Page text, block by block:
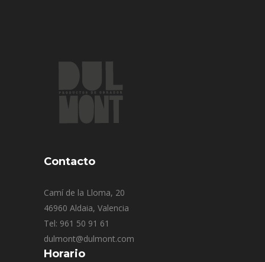
Contacto
Camí de la Lloma, 20
46960 Aldaia, Valencia
Tel: 961 50 91 61
dulmont@dulmont.com
Horario